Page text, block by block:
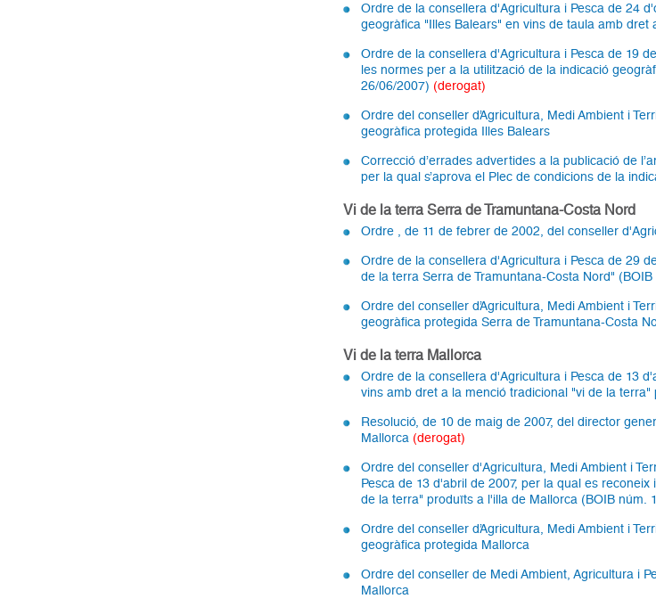
Ordre de la consellera d'Agricultura i Pesca de 24
geogràfica "Illes Balears" en vins de taula amb
Ordre de la consellera d'Agricultura i Pesca de 19
les normes per a la utilització de la indicació
26/06/2007) (derogat)
Ordre del conseller d’Agricultura, Medi Ambient i
geogràfica protegida Illes Balears
Correcció d’errades advertides a la publicació de
per la qual s’aprova el Plec de condicions de la
Vi de la terra Serra de Tramuntana-Costa Nord
Ordre , de 11 de febrer de 2002, del conseller
Ordre de la consellera d'Agricultura i Pesca de 29
de la terra Serra de Tramuntana-Costa Nord"
Ordre del conseller d’Agricultura, Medi Ambient i
geogràfica protegida Serra de Tramuntana-Costa
Vi de la terra Mallorca
Ordre de la consellera d'Agricultura i Pesca de 13
vins amb dret a la menció tradicional "vi de la
Resolució, de 10 de maig de 2007, del director
Mallorca (derogat)
Ordre del conseller d'Agricultura, Medi Ambient i
Pesca de 13 d'abril de 2007, per la qual es
de la terra" produïts a l'illa de Mallorca (BOIB núm.
Ordre del conseller d’Agricultura, Medi Ambient i
geogràfica protegida Mallorca
Ordre del conseller de Medi Ambient, Agricultura i
Mallorca